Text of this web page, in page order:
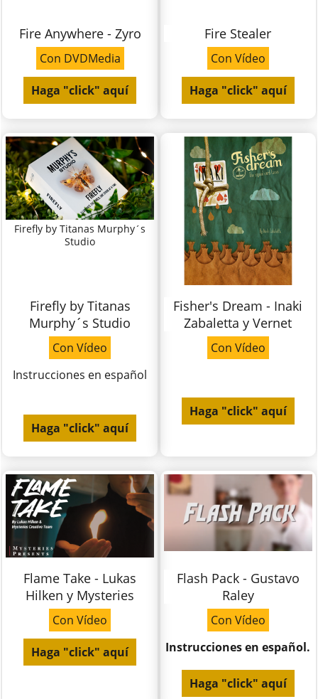
Fire Anywhere - Zyro
Con DVDMedia
Haga "click" aquí
Fire Stealer
Con Vídeo
Haga "click" aquí
Firefly by Titanas Murphy´s
Studio
Firefly by Titanas
Murphy´s Studio
Con Vídeo
Instrucciones en español
Haga "click" aquí
Fisher's Dream - Inaki
Zabaletta y Vernet
Con Vídeo
Haga "click" aquí
Flame Take - Lukas
Hilken y Mysteries
Con Vídeo
Haga "click" aquí
Flash Pack - Gustavo
Raley
Con Vídeo
Instrucciones en español.
Haga "click" aquí